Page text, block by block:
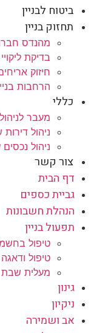
ביטוח לבניין
תחזוק בניין
מהנדס
בדיקת ליקויי
חיזוק אריחים
הרחבות
כללי
מעבר
ניהול דירות
ניהול נכסים
צור קשר
דף הבית
גביית כספים
הנהלת חשבונות
תפעול בניין
טיפול
טיפול ודאגה
מעלית שבת
גינון
ניקיון
אב ושמירה